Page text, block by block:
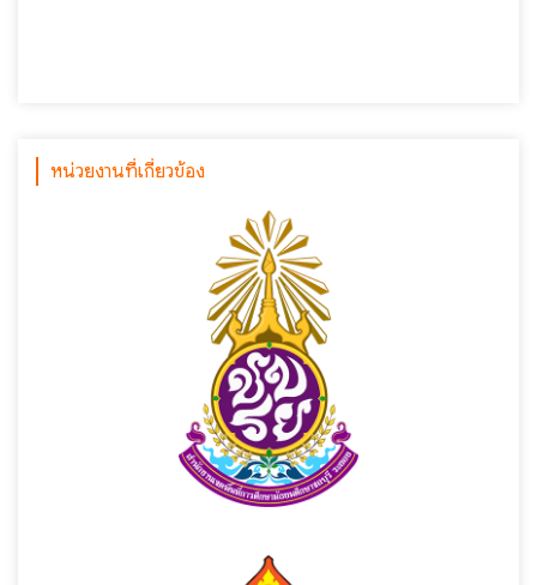
หน่วยงานที่เกี่ยวข้อง